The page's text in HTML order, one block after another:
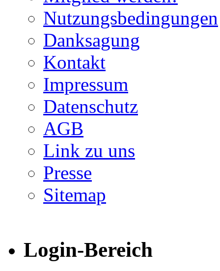
Nutzungsbedingungen
Danksagung
Kontakt
Impressum
Datenschutz
AGB
Link zu uns
Presse
Sitemap
Login-Bereich